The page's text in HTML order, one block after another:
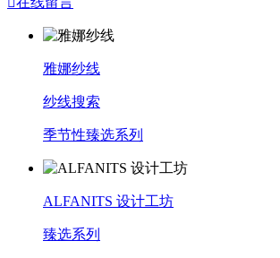
雅娜纱线
纱线搜索
季节性臻选系列
ALFANITS 设计工坊
臻选系列